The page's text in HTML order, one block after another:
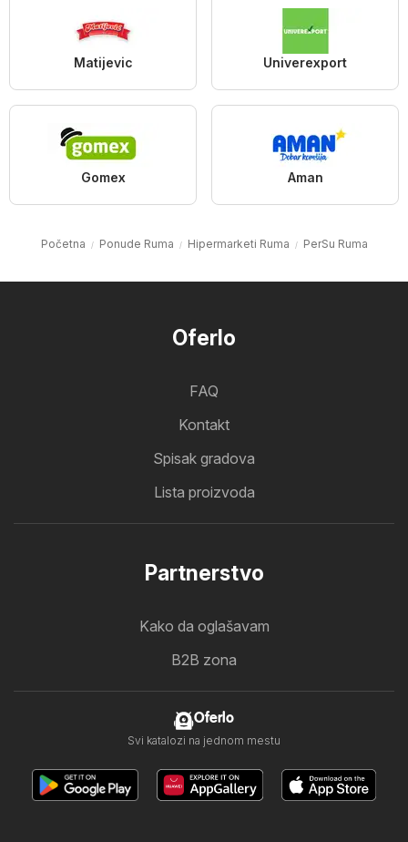
Matijevic Univerexport
Gomex Aman
Početna Ponude Ruma Hipermarketi Ruma PerSu Ruma
Oferlo
FAQ
Kontakt
Spisak gradova
Lista proizvoda
Partnerstvo
Kako da oglašavam
B2B zona
Oferlo
Svi katalozi na jednom mestu